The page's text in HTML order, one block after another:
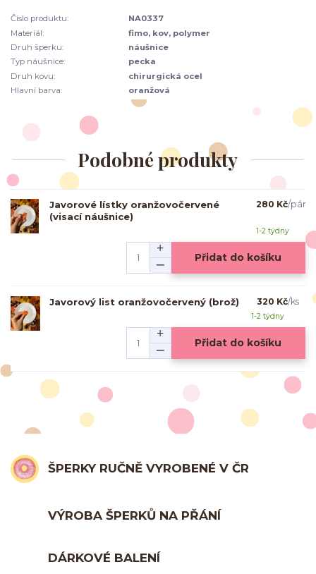
Číslo produktu:
NA0337
Materiál:
fimo, kov, polymer
Druh šperku:
náušnice
Typ náušnice:
pecka
Druh kovu:
chirurgická ocel
Hlavní barva:
oranžová
Podobné produkty
Javorové lístky oranžovočervené
(visací náušnice)
280 Kč/pár
1-2 týdny
Přidat do košíku
Javorový list oranžovočervený (brož) 320 Kč/ks
1-2 týdny
Přidat do košíku
ŠPERKY RUČNĚ VYROBENÉ V ČR
VÝROBA ŠPERKŮ NA PŘÁNÍ
DÁRKOVÉ BALENÍ